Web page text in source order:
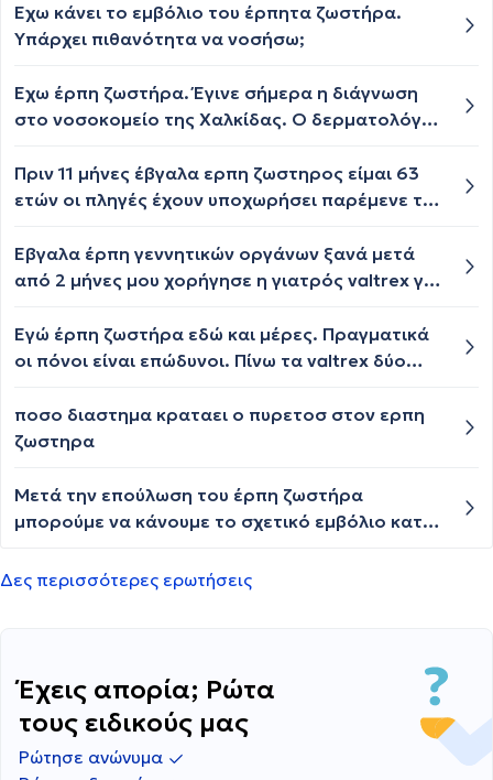
Έχω κάνει το εμβόλιο του έρπητα ζωστήρα.
Υπάρχει πιθανότητα να νοσήσω;
Έχω έρπη ζωστήρα. Έγινε σήμερα η διάγνωση
στο νοσοκομείο της Χαλκίδας. Ο δερματολόγος
φαρμακευτική αγωγή μου εδωσε ένα σαπούνι
για πλύσιμο πάνω στα εξανθήματα το vencil
αυτό ξεπλένετε με νερό.. Είμαι 53 χρονών και
έχω τη νόσο του Berger και παίρνω χάπια για το
πολύ άγχος και στρες δουλειάς η' αν συνδέεται
με κορονοιο με την ασθενή του μορφή . Κάτι
Πριν 11 μήνες έβγαλα ερπη ζωστηρος είμαι 63
ετών οι πληγές έχουν υποχωρήσει παρέμενε το
φαγούρα στο ίδιο σημείο γιατί;
Έβγαλα έρπη γεννητικών οργάνων ξανά μετά
από 2 μήνες μου χορήγησε η γιατρός valtrex για
υποχωρήσει τα συμπτώματα ξανά έβγαλα
σπυράκι σε άλλο σημείο συνεχίζω τν αγωγή κ
πρώτο βγει. Γτ ενώ είμαι σε αγωγή δν
σταματάνε να εμφανίζονται; τι άλλο να κάνω;
Εγώ έρπη ζωστήρα εδώ και μέρες. Πραγματικά
οι πόνοι είναι επώδυνοι. Πίνω τα valtrex δύο
μέρα σήμερα. Δεν έχω δει καμία διαφορά. Οι
πόνοι αφόρητοι. Μπορώ να χρησιμοποιήσω και
ποσο διαστημα κραταει ο πυρετοσ στον ερπη
ζωστηρα
Μετά την επούλωση του έρπη ζωστήρα
μπορούμε να κάνουμε το σχετικό εμβόλιο κατά
Δες περισσότερες ερωτήσεις
Έχεις απορία; Ρώτα
τους ειδικούς μας
Ρώτησε ανώνυμα